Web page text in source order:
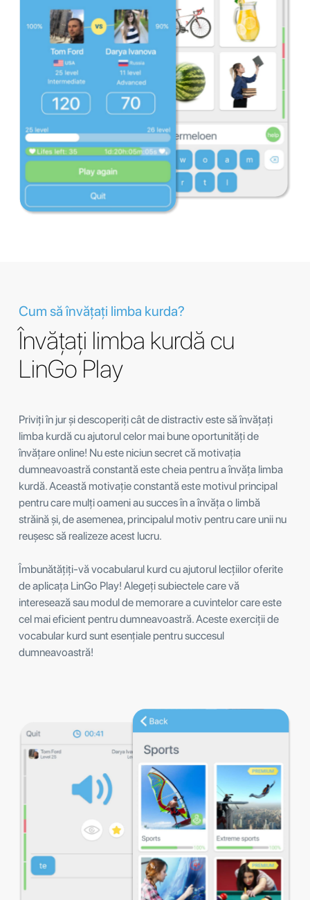
Cum să învățați limba kurda?
Învățați limba kurdă cu
LinGo Play
Priviți în jur și descoperiți cât de distractiv este să învățați
limba kurdă cu ajutorul celor mai bune oportunități de
învățare online! Nu este niciun secret că motivația
dumneavoastră constantă este cheia pentru a învăța limba
kurdă. Această motivație constantă este motivul principal
pentru care mulți oameni au succes în a învăța o limbă
străină și, de asemenea, principalul motiv pentru care unii nu
reușesc să realizeze acest lucru.
Îmbunătățiți-vă vocabularul kurd cu ajutorul lecțiilor oferite
de aplicața LinGo Play! Alegeți subiectele care vă
interesează sau modul de memorare a cuvintelor care este
cel mai eficient pentru dumneavoastră. Aceste exerciții de
vocabular kurd sunt esențiale pentru succesul
dumneavoastră!